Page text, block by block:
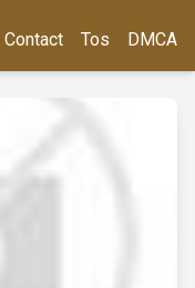
Contact Tos DMCA